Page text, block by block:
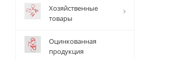
Хозяйственные
товары
Оцинкованная
продукция